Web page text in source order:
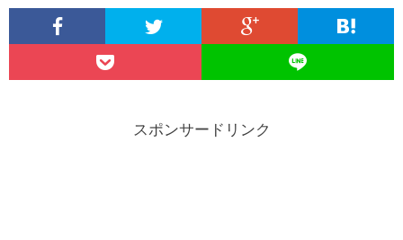
スポンサードリンク